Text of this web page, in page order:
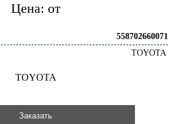
от
558702660071
TOYOTA
TOYOTA
Заказать